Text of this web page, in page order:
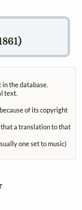
the database.
text.
of its copyright
a translation to that
one set to music)